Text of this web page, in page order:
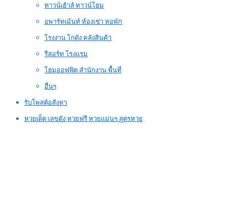
ทาวน์เฮ้าส์ ทาวน์โฮม
อพาร์ทเม้นท์ ห้องเช่า หอพัก
โรงงาน โกดัง คลังสินค้า
รีสอร์ท โรงแรม
โฮมออฟฟิต สำนักงาน พื้นที่
อื่นๆ
รับโพสต์อสังหา
หวยเด็ด เลขดัง หวยฟรี หวยแม่นๆ สูตรหวย